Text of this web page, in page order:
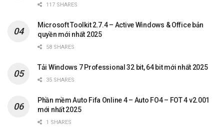
117 SHARES
Microsoft Toolkit 2.7.4 – Active Windows & Office bản
quyền mới nhất 2025
58 SHARES
Tải Windows 7 Professional 32 bit, 64 bit mới nhất 2025
35 SHARES
Phần mềm Auto Fifa Online 4 – Auto FO4 – FOT 4 v2.001
mới nhất 2025
1 SHARES